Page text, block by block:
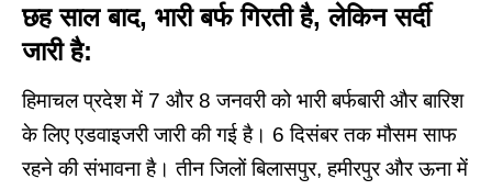
छह साल बाद, भारी बर्फ गिरती है,लेकिन सर्दी
जारी है:
हिमाचल प्रदेश में 7 और 8 जनवरी को भारी बर्फबारी और बारिश
के लिए एडवाइजरी जारी की गई है। 6 दिसंबर तक मौसम साफ
रहने की संभावना है। तीन जिलों बिलासपुर, हमीरपुर और ऊना में